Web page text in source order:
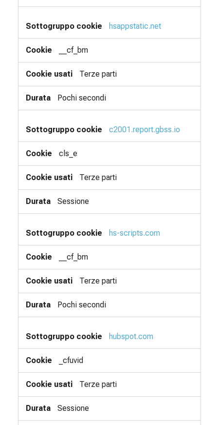
hsappstatic.net
__cf_bm
Terze parti
Pochi secondi
c2001.report.gbss.io
cls_e
Terze parti
Sessione
hs-scripts.com
__cf_bm
Terze parti
Pochi secondi
hubspot.com
_cfuvid
Terze parti
Sessione